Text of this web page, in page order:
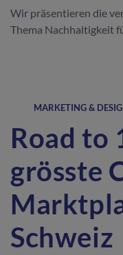
Wir präsentieren die
Thema Nachhaltigkeit
MARKETING &
Road to
grösste
Schweiz